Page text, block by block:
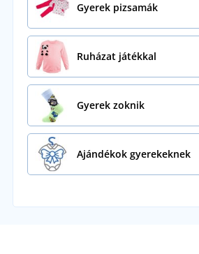
Gyerek pizsamák
Ruházat játékkal
Gyerek zoknik
Ajándékok gyerekeknek